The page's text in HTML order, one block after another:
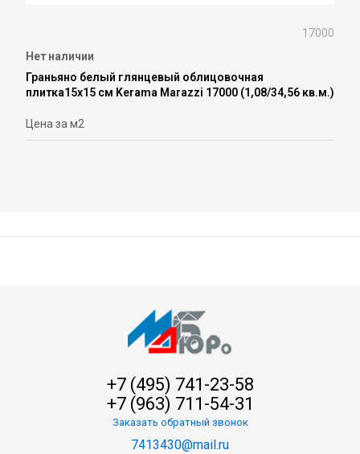
17000
Нет наличии
Граньяно белый глянцевый облицовочная
плитка15x15 см Kerama Marazzi 17000 (1,08/34,56 кв.м.)
Цена за м2
+7 (495) 741-23-58
+7 (963) 711-54-31
Заказать обратный звонок
7413430@mail.ru